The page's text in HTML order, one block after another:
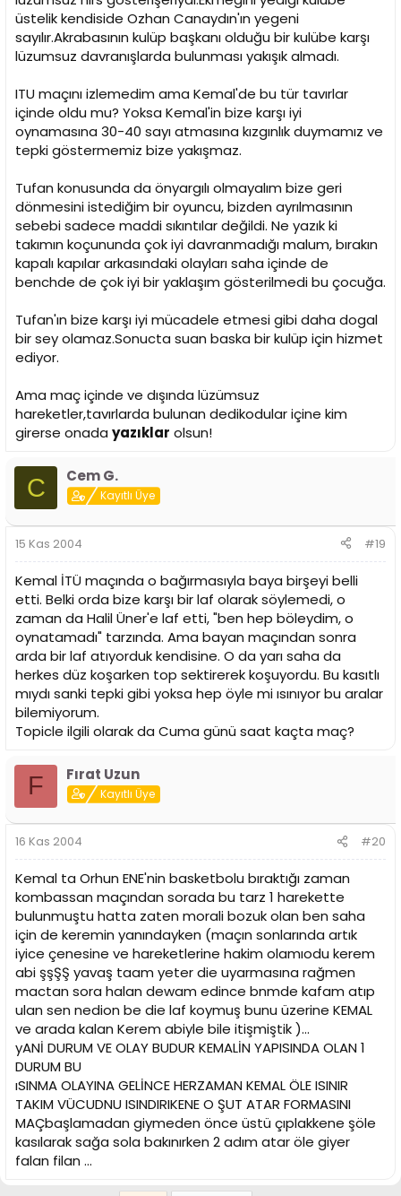
üstelik kendiside Ozhan Canaydın'ın yegeni
sayılır.Akrabasının kulüp başkanı olduğu bir kulübe karşı
lüzumsuz davranışlarda bulunması yakışık almadı.
ITU maçını izlemedim ama Kemal'de bu tür tavırlar
içinde oldu mu? Yoksa Kemal'in bize karşı iyi
oynamasına 30-40 sayı atmasına kızgınlık duymamız ve
tepki göstermemiz bize yakışmaz.
Tufan konusunda da önyargılı olmayalım bize geri
dönmesini istediğim bir oyuncu, bizden ayrılmasının
sebebi sadece maddi sıkıntılar değildi. Ne yazık ki
takımın koçununda çok iyi davranmadığı malum, bırakın
kapalı kapılar arkasındaki olayları saha içinde de
benchde de çok iyi bir yaklaşım gösterilmedi bu çocuğa.
Tufan'ın bize karşı iyi mücadele etmesi gibi daha dogal
bir sey olamaz.Sonucta suan baska bir kulüp için hizmet
ediyor.
Ama maç içinde ve dışında lüzümsuz
hareketler,tavırlarda bulunan dedikodular içine kim
girerse onada yazıklar olsun!
C Cem G.
Kayıtlı Üye
15 Kas 2004 #19
Kemal İTÜ maçında o bağırmasıyla baya birşeyi belli
etti. Belki orda bize karşı bir laf olarak söylemedi, o
zaman da Halil Üner'e laf etti, "ben hep böleydim, o
oynatamadı" tarzında. Ama bayan maçından sonra
arda bir laf atıyorduk kendisine. O da yarı saha da
herkes düz koşarken top sektirerek koşuyordu. Bu kasıtlı
mıydı sanki tepki gibi yoksa hep öyle mi ısınıyor bu aralar
bilemiyorum.
Topicle ilgili olarak da Cuma günü saat kaçta maç?
F Fırat Uzun
Kayıtlı Üye
16 Kas 2004 #20
Kemal ta Orhun ENE'nin basketbolu bıraktığı zaman
kombassan maçından sorada bu tarz 1 harekette
bulunmuştu hatta zaten morali bozuk olan ben saha
için de keremin yanındayken (maçın sonlarında artık
iyice çenesine ve hareketlerine hakim olamıodu kerem
abi şşŞŞ yavaş taam yeter die uyarmasına rağmen
mactan sora halan dewam edince bnmde kafam atıp
ulan sen nedion be die laf koymuş bunu üzerine KEMAL
ve arada kalan Kerem abiyle bile itişmiştik )...
yANİ DURUM VE OLAY BUDUR KEMALİN YAPISINDA OLAN 1
DURUM BU
ıSINMA OLAYINA GELİNCE HERZAMAN KEMAL ÖLE ISINIR
TAKIM VÜCUDNU ISINDIRIKENE O ŞUT ATAR FORMASINI
MAÇbaşlamadan giymeden önce üstü çıplakkene şöle
kasılarak sağa sola bakınırken 2 adım atar öle giyer
falan filan ...